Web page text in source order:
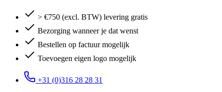
> €750 (excl. BTW) levering gratis
Bezorging wanneer je dat wenst
Bestellen op factuur mogelijk
Toevoegen eigen logo mogelijk
+31 (0)316 28 28 31